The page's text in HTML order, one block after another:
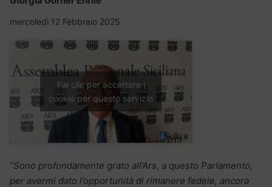
mercoledì 12 Febbraio 2025
Fai clic per accettare i
cookie per questo servizio
“Sono profondamente grato all’Ars, a questo Parlamento,
per avermi dato l’opportunità di rimanere fedele, ancora